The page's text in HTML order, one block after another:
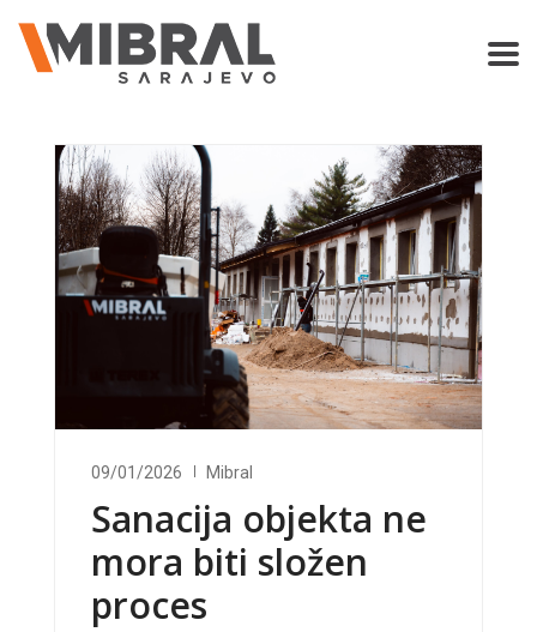
09/01/2026 Mibral
Sanacija objekta ne
mora biti složen
proces